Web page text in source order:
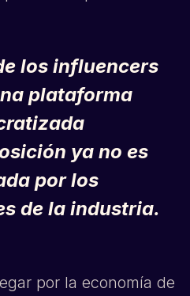
los influencers
plataforma
ya no es
por los
de la industria.
por la economía de